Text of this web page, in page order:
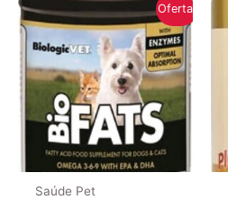
Oferta!
Saúde Pet